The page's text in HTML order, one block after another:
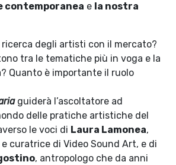
contemporanea e la nostra
ricerca degli artisti con il mercato?
tra le tematiche più in voga e la
Quanto è importante il ruolo
guiderà l’ascoltatore ad
delle pratiche artistiche del
le voci di Laura Lamonea,
curatrice di Video Sound Art, e di
, antropologo che da anni